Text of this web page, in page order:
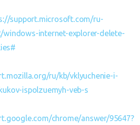
support.microsoft.com/ru-
windows-internet-explorer-delete-
ru/kb/vklyuchenie-i-
ispolzuemyh-veb-s
chrome/answer/95647?